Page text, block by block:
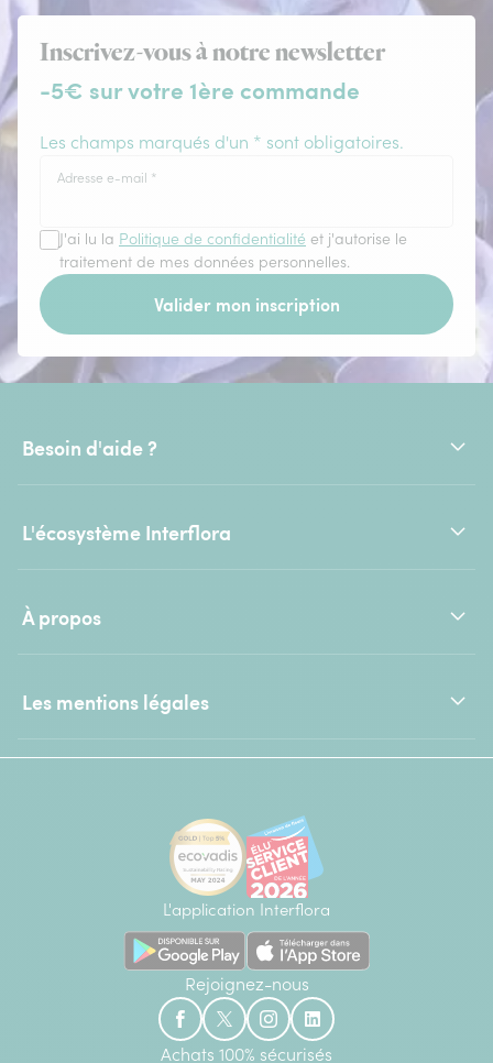
Inscrivez-vous à notre newsletter
-5€ sur votre 1ère commande
Les champs marqués d'un * sont obligatoires.
Adresse e-mail *
J'ai lu la Politique de confidentialité et j'autorise le
traitement de mes données personnelles.
Valider mon inscription
Besoin d'aide ?
L'écosystème Interflora
À propos
Les mentions légales
L'application Interflora
Rejoignez-nous
Achats 100% sécurisés